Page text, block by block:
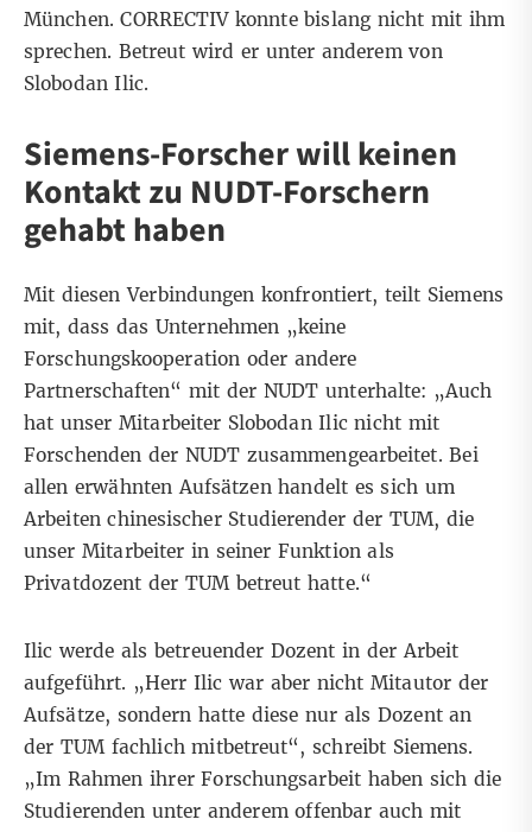
München. CORRECTIV konnte bislang nicht mit ihm
sprechen. Betreut wird er unter anderem von
Slobodan Ilic.
Siemens-Forscher will keinen
Kontakt zu NUDT-Forschern
gehabt haben
Mit diesen Verbindungen konfrontiert, teilt Siemens
mit, dass das Unternehmen „keine
Forschungskooperation oder andere
Partnerschaften“ mit der NUDT unterhalte: „Auch
hat unser Mitarbeiter Slobodan Ilic nicht mit
Forschenden der NUDT zusammengearbeitet. Bei
allen erwähnten Aufsätzen handelt es sich um
Arbeiten chinesischer Studierender der TUM, die
unser Mitarbeiter in seiner Funktion als
Privatdozent der TUM betreut hatte.“
Ilic werde als betreuender Dozent in der Arbeit
aufgeführt. „Herr Ilic war aber nicht Mitautor der
Aufsätze, sondern hatte diese nur als Dozent an
der TUM fachlich mitbetreut“, schreibt Siemens.
„Im Rahmen ihrer Forschungsarbeit haben sich die
Studierenden unter anderem offenbar auch mit